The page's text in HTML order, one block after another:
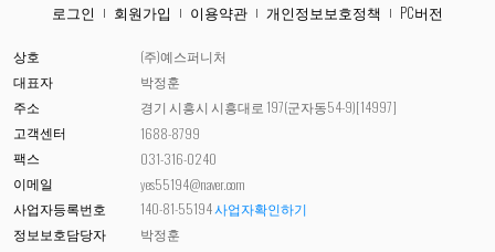
로그인 회원가입 이용약관 개인정보보호정책 PC버전
상호
(주)예스퍼니처
대표자
박정훈
주소
경기 시흥시 시흥대로 197(군자동54-9)[14997]
고객센터
1688-8799
팩스
031-316-0240
이메일
yes55194@naver.com
사업자등록번호
140-81-55194사업자확인하기
정보보호담당자
박정훈